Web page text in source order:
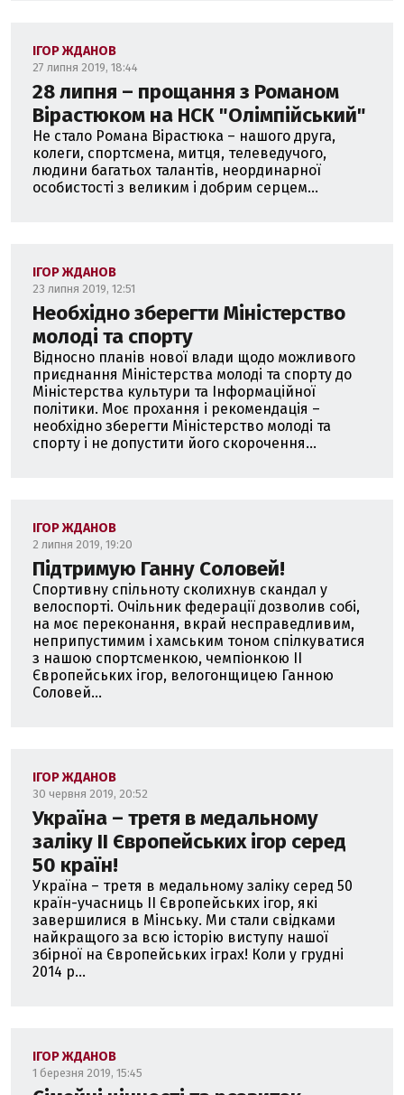
ІГОР ЖДАНОВ
27 липня 2019, 18:44
28 липня – прощання з Романом
Вірастюком на НСК "Олімпійський"
Не стало Романа Вірастюка – нашого друга,
колеги, спортсмена, митця, телеведучого,
людини багатьох талантів, неординарної
особистості з великим і добрим серцем...
ІГОР ЖДАНОВ
23 липня 2019, 12:51
Необхідно зберегти Міністерство
молоді та спорту
Відносно планів нової влади щодо можливого
приєднання Міністерства молоді та спорту до
Міністерства культури та Інформаційної
політики. Моє прохання і рекомендація –
необхідно зберегти Міністерство молоді та
спорту і не допустити його скорочення...
ІГОР ЖДАНОВ
2 липня 2019, 19:20
Підтримую Ганну Соловей!
Спортивну спільноту сколихнув скандал у
велоспорті. Очільник федерації дозволив собі,
на моє переконання, вкрай несправедливим,
неприпустимим і хамським тоном спілкуватися
з нашою спортсменкою, чемпіонкою II
Європейських ігор, велогонщицею Ганною
Соловей...
ІГОР ЖДАНОВ
30 червня 2019, 20:52
Україна – третя в медальному
заліку II Європейських ігор серед
50 країн!
Україна – третя в медальному заліку серед 50
країн-учасниць II Європейських ігор, які
завершилися в Мінську. Ми стали свідками
найкращого за всю історію виступу нашої
збірної на Європейських іграх! Коли у грудні
2014 р...
ІГОР ЖДАНОВ
1 березня 2019, 15:45